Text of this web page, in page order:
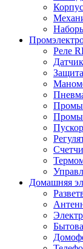
Реле
Домашняя